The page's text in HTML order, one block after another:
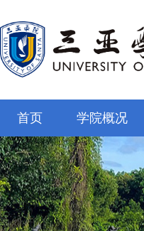
首页 学院概况